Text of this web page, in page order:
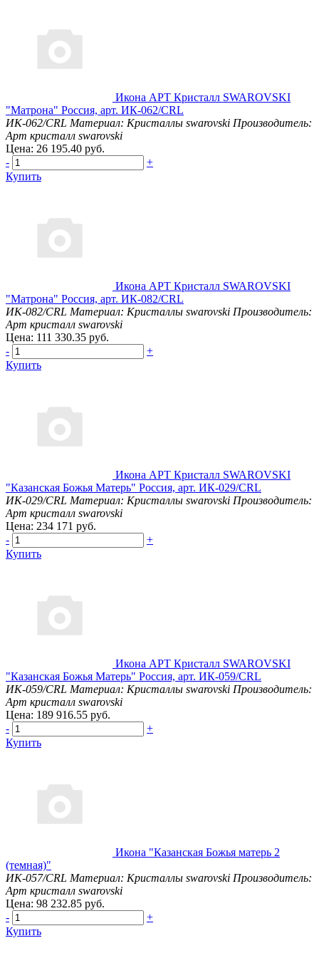
Икона АРТ Кристалл SWAROVSKI
"Матрона" Россия, арт. ИК-062/CRL
ИК-062/CRL Материал: Кристаллы swarovski Производитель:
Арт кристалл swarovski
Цена: 26 195.40 руб.
-
+
Купить
Икона АРТ Кристалл SWAROVSKI
"Матрона" Россия, арт. ИК-082/CRL
ИК-082/CRL Материал: Кристаллы swarovski Производитель:
Арт кристалл swarovski
Цена: 111 330.35 руб.
-
+
Купить
Икона АРТ Кристалл SWAROVSKI
"Казанская Божья Матерь" Россия, арт. ИК-029/CRL
ИК-029/CRL Материал: Кристаллы swarovski Производитель:
Арт кристалл swarovski
Цена: 234 171 руб.
-
+
Купить
Икона АРТ Кристалл SWAROVSKI
"Казанская Божья Матерь" Россия, арт. ИК-059/CRL
ИК-059/CRL Материал: Кристаллы swarovski Производитель:
Арт кристалл swarovski
Цена: 189 916.55 руб.
-
+
Купить
Икона "Казанская Божья матерь 2
(темная)"
ИК-057/CRL Материал: Кристаллы swarovski Производитель:
Арт кристалл swarovski
Цена: 98 232.85 руб.
-
+
Купить